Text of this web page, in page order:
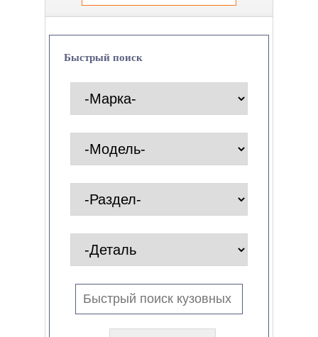
Быстрый поиск